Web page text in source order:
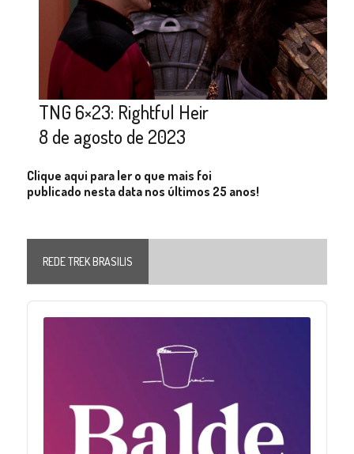
TNG 6×23: Rightful Heir
8 de agosto de 2023
Clique aqui para ler o que mais foi
publicado nesta data nos últimos 25 anos!
REDE TREK BRASILIS
Audio
Player